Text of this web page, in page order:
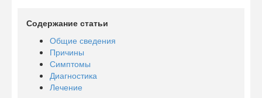
Содержание статьи
Общие сведения
Причины
Симптомы
Диагностика
Лечение